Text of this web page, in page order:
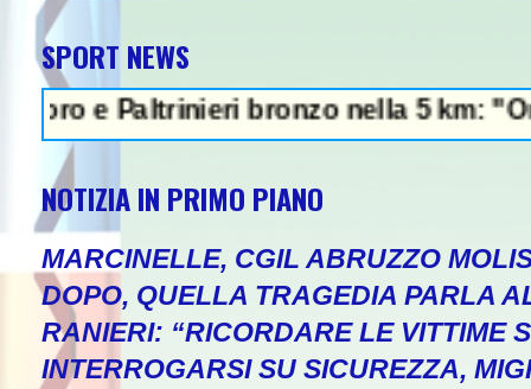
SPORT NEWS
bronzo nella 5 km: "Ora ci
NOTIZIA IN PRIMO PIANO
MARCINELLE, CGIL ABRUZZO
DOPO, QUELLA TRAGEDIA PARLA
RANIERI: “RICORDARE LE VITTIME
INTERROGARSI SU SICUREZZA,